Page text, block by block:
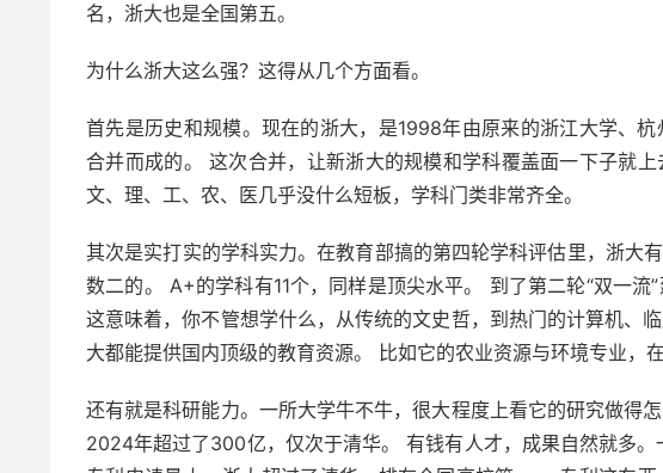
名，浙大也是全国第五。
为什么浙大这么强？这得从几个方面看。
首先是历史和规模。现在的浙大，是1998年由原来的浙江大学、
合并而成的。 这次合并，让新浙大的规模和学科覆盖面一下子就
文、理、工、农、医几乎没什么短板，学科门类非常齐全。
其次是实打实的学科实力。在教育部搞的第四轮学科评估里，浙大
数二的。 A+的学科有11个，同样是顶尖水平。 到了第二轮“双一流
这意味着，你不管想学什么，从传统的文史哲，到热门的计算机、
大都能提供国内顶级的教育资源。 比如它的农业资源与环境专业，
还有就是科研能力。一所大学牛不牛，很大程度上看它的研究做得
2024年超过了300亿，仅次于清华。 有钱有人才，成果自然就多